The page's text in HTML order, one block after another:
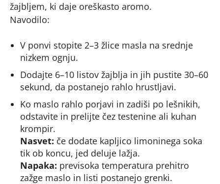
žajbljem, ki daje oreškasto aromo.
Navodilo:
V ponvi stopite 2–3 žlice masla na srednje
nizkem ognju.
Dodajte 6–10 listov žajblja in jih pustite 30–60
sekund, da postanejo rahlo hrustljavi.
Ko maslo rahlo porjavi in zadiši po lešnikih,
odstavite in prelijte čez testenine ali kuhan
krompir.
Nasvet: če dodate kapljico limoninega soka
tik ob koncu, jed deluje lažja.
Napaka: previsoka temperatura prehitro
zažge maslo in listi postanejo grenki.